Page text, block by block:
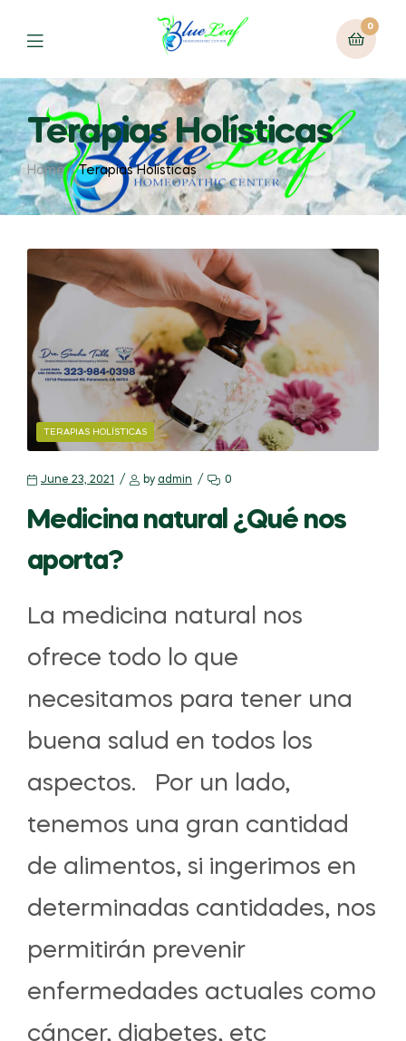
0
Terapias Holísticas
Home Terapias Holísticas
TERAPIAS HOLÍSTICAS
June 23, 2021 by admin 0
Medicina natural ¿Qué nos
aporta?
La medicina natural nos
ofrece todo lo que
necesitamos para tener una
buena salud en todos los
aspectos. Por un lado,
tenemos una gran cantidad
de alimentos, si ingerimos en
determinadas cantidades, nos
permitirán prevenir
enfermedades actuales como
cáncer, diabetes, etc